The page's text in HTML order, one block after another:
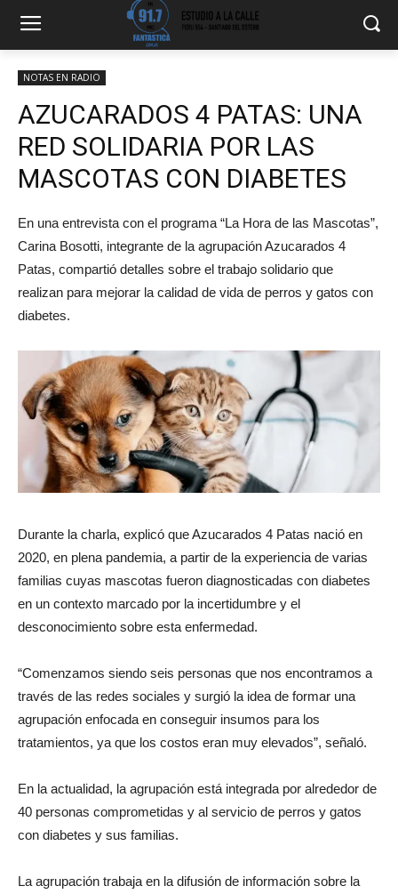
NOTAS EN RADIO
AZUCARADOS 4 PATAS: UNA
RED SOLIDARIA POR LAS
MASCOTAS CON DIABETES
En una entrevista con el programa “La Hora de las Mascotas”,
Carina Bosotti, integrante de la agrupación Azucarados 4
Patas, compartió detalles sobre el trabajo solidario que
realizan para mejorar la calidad de vida de perros y gatos con
diabetes.
Durante la charla, explicó que Azucarados 4 Patas nació en
2020, en plena pandemia, a partir de la experiencia de varias
familias cuyas mascotas fueron diagnosticadas con diabetes
en un contexto marcado por la incertidumbre y el
desconocimiento sobre esta enfermedad.
“Comenzamos siendo seis personas que nos encontramos a
través de las redes sociales y surgió la idea de formar una
agrupación enfocada en conseguir insumos para los
tratamientos, ya que los costos eran muy elevados”, señaló.
En la actualidad, la agrupación está integrada por alrededor de
40 personas comprometidas y al servicio de perros y gatos
con diabetes y sus familias.
La agrupación trabaja en la difusión de información sobre la